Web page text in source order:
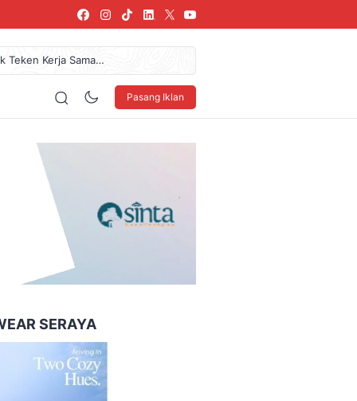
Teken Kerja Sama
Miliar Dan Pendapatan
Coffee Expo Medan
Pasang Iklan
SERAYA